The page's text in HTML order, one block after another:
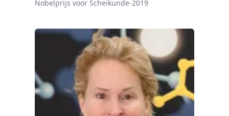
Nobelprijs voor Scheikunde-2019